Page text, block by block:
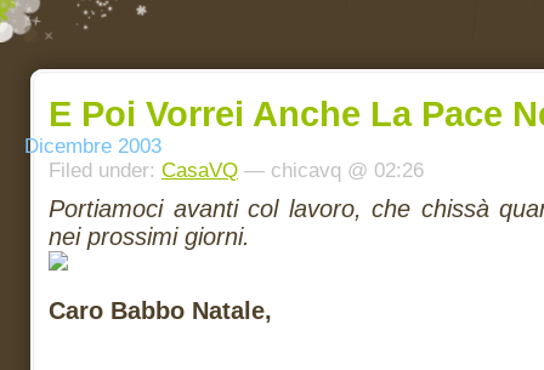
E Poi Vorrei Anche La Pace
Dicembre 2003
Filed under: CasaVQ — chicavq @ 02:26
Portiamoci avanti col lavoro, che chissà
nei prossimi giorni.
Caro Babbo Natale,